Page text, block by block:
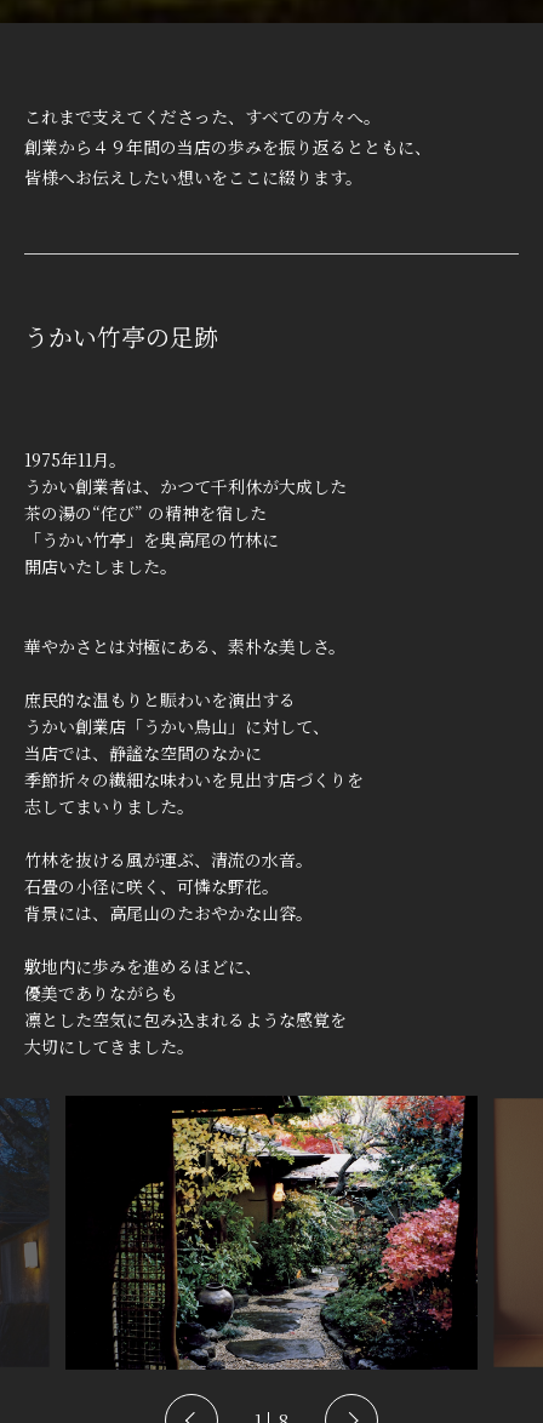
これまで支えてくださった、すべての方々へ。
創業から４９年間の当店の歩みを振り返るとともに、
皆様へお伝えしたい想いをここに綴ります。
うかい竹亭の足跡
1975年11月。
うかい創業者は、かつて千利休が大成した
茶の湯の“侘び” の精神を宿した
「うかい竹亭」を奥高尾の竹林に
開店いたしました。
華やかさとは対極にある、素朴な美しさ。
庶民的な温もりと賑わいを演出する
うかい創業店「うかい鳥山」に対して、
当店では、静謐な空間のなかに
季節折々の繊細な味わいを見出す店づくりを
志してまいりました。
竹林を抜ける風が運ぶ、清流の水音。
石畳の小径に咲く、可憐な野花。
背景には、高尾山のたおやかな山容。
敷地内に歩みを進めるほどに、
優美でありながらも
凛とした空気に包み込まれるような感覚を
大切にしてきました。